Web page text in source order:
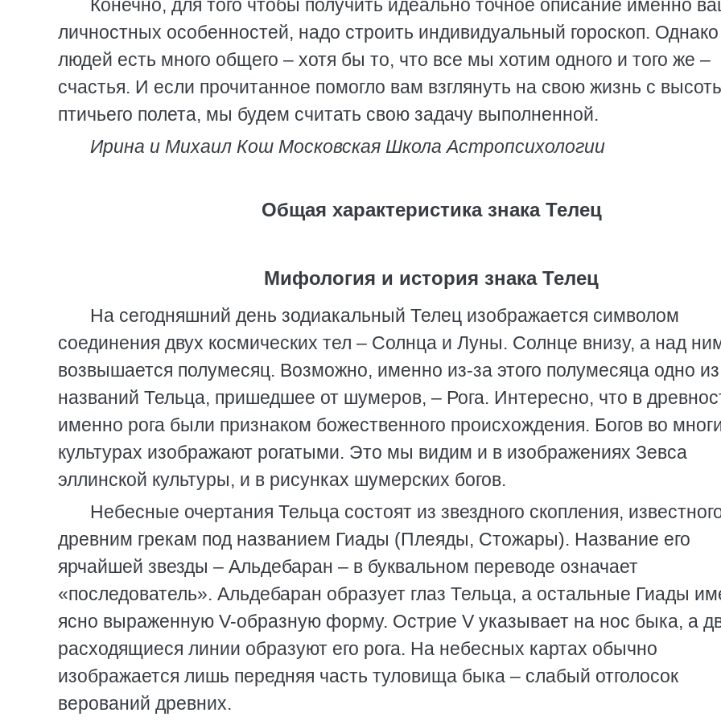
Конечно, для того чтобы получить идеально точное описание именно
личностных особенностей, надо строить индивидуальный гороскоп.
людей есть много общего – хотя бы то, что все мы хотим одного и того же –
счастья. И если прочитанное помогло вам взглянуть на свою жизнь с
птичьего полета, мы будем считать свою задачу выполненной.
Ирина и Михаил Кош Московская Школа Астропсихологии
Общая характеристика знака Телец
Мифология и история знака Телец
На сегодняшний день зодиакальный Телец изображается символом
соединения двух космических тел – Солнца и Луны. Солнце внизу, а над
возвышается полумесяц. Возможно, именно из-за этого полумесяца одно из
названий Тельца, пришедшее от шумеров, – Рога. Интересно, что в
именно рога были признаком божественного происхождения. Богов во
культурах изображают рогатыми. Это мы видим и в изображениях Зевса
эллинской культуры, и в рисунках шумерских богов.
Небесные очертания Тельца состоят из звездного скопления,
древним грекам под названием Гиады (Плеяды, Стожары). Название его
ярчайшей звезды – Альдебаран – в буквальном переводе означает
«последователь». Альдебаран образует глаз Тельца, а остальные Гиады
ясно выраженную V-образную форму. Острие V указывает на нос быка, а
расходящиеся линии образуют его рога. На небесных картах обычно
изображается лишь передняя часть туловища быка – слабый отголосок
верований древних.